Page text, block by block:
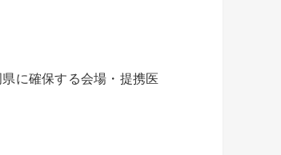
に確保する会場・提携医